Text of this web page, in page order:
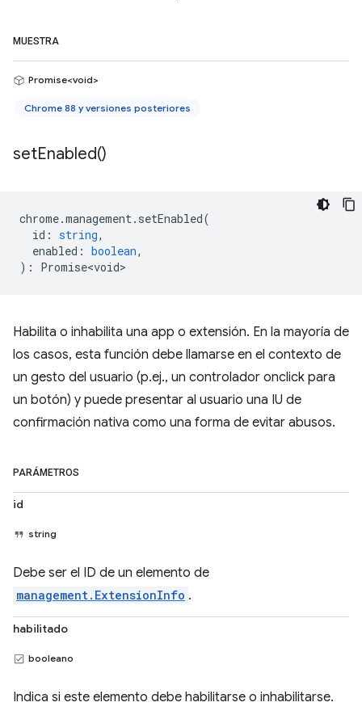
MUESTRA
Promise<void>
Chrome 88 y versiones posteriores
setEnabled()
chrome.management. setEnabled(
id : string,
enabled : boolean,
) : Promise<void>
Habilita o inhabilita una app o extensión. En la mayoría de
los casos, esta función debe llamarse en el contexto de
un gesto del usuario (p.ej., un controlador onclick para
un botón) y puede presentar al usuario una IU de
confirmación nativa como una forma de evitar abusos.
PARÁMETROS
id
string
Debe ser el ID de un elemento de
management.ExtensionInfo .
habilitado
booleano
Indica si este elemento debe habilitarse o inhabilitarse.